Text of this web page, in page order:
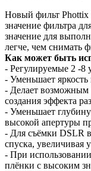
Новый фильт
значение фильтра
значение для
легче, чем снимать
Как может быть
- Регулируемые 2 -8
- Уменьшает
- Делает возможным
создания эффекта
- Уменьшает
высокой апертуры
- Для съёмки DSLR
спуска, увеличивая
- При
плёнки с высоким